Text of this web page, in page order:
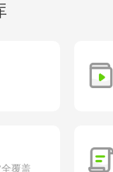
覆盖